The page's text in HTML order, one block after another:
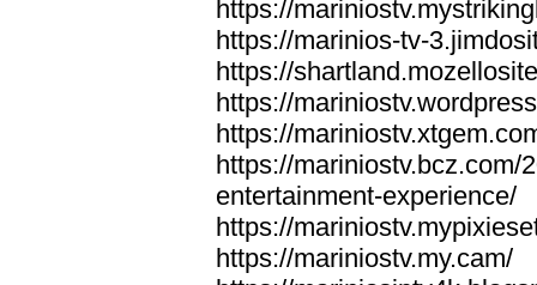
https://
https://marinios-tv-
https://
https://
https://
https://mariniostv.bcz.com/
entertainment-experience/
https://
https://mariniostv.my.cam/